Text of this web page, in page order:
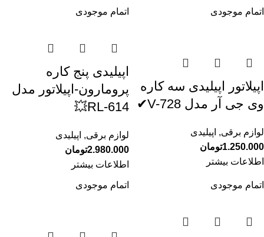
اتمام موجودی
اپیلاتور اپیلیدی سه کاره
وی جی آر مدل V-728✔
لوازم برقی, اپیلیدی
1.250.000تومان
اطلاعات بیشتر
اتمام موجودی
اپیلیدی پنج کاره
پرومارون-اپیلاتور مدل
RL-614💥
لوازم برقی, اپیلیدی
2.980.000تومان
اطلاعات بیشتر
اتمام موجودی اتمام موجودی